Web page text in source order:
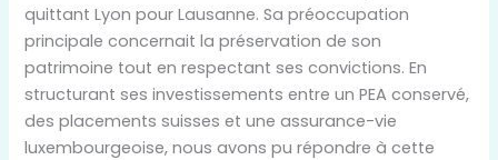
quittant Lyon pour Lausanne. Sa préoccupation
principale concernait la préservation de son
patrimoine tout en respectant ses convictions. En
structurant ses investissements entre un PEA conservé,
des placements suisses et une assurance-vie
luxembourgeoise, nous avons pu répondre à cette